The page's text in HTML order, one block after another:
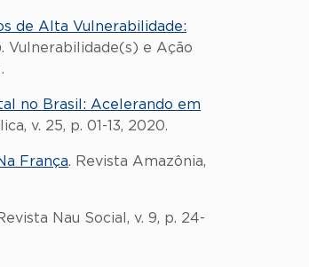
de Alta Vulnerabilidade:
Vulnerabilidade(s) e Ação
no Brasil: Acelerando em
v. 25, p. 01-13, 2020.
França. Revista Amazônia,
Nau Social, v. 9, p. 24-